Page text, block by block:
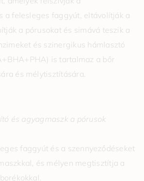
a felesleges faggyút, eltávolítják a
a pórusokat és simává teszik a
és szinergikus hámlasztó
is tartalmaz a bőr
és mélytisztítására.
és agyagmaszk a pórusok
faggyút és a szennyeződéseket
és mélyen megtisztítja a